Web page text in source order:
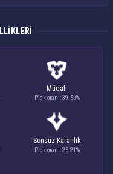
Müdafi
Pick oranı: 39.58%
Sonsuz Karanlık
Pick oranı: 25.21%